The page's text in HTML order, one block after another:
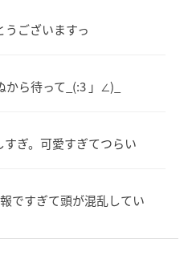
ございますっ
ら待って_(:3 」∠)_
ぎ。可愛すぎてつらい
ですぎて頭が混乱してい